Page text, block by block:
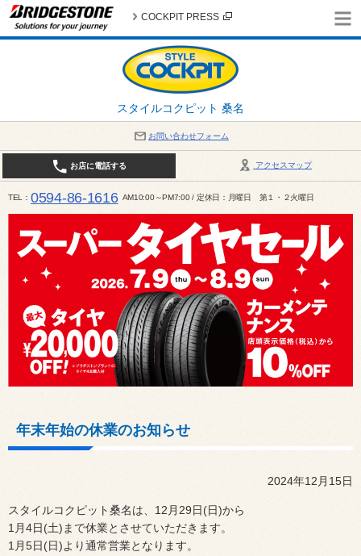
スタイルコクピット 桑名
COCKPIT PRESS
お問い合わせフォーム
アクセスマップ
お店に電話する
TEL 0594-86-1616 AM10:00～PM7:00 / 定休日：月曜日 第１・２火曜日
年末年始の休業のお知らせ
2024年12月15日
スタイルコクピット桑名は、12月29日(日)から
1月4日(土)まで休業とさせていただきます。
1月5日(日)より通常営業となります。